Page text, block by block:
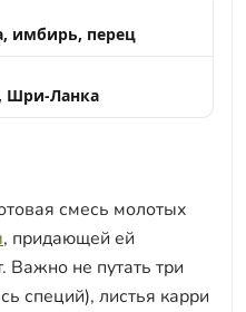
имбирь, перец
Шри-Ланка
смесь молотых
, придающей ей
Важно не путать три
специй), листья карри